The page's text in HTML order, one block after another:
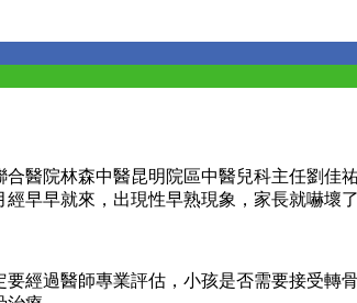
醫院林森中醫昆明院區中醫兒科主任劉
早早就來，出現性早熟現象，家長就嚇壞
經過醫師專業評估，小孩是否需要接受